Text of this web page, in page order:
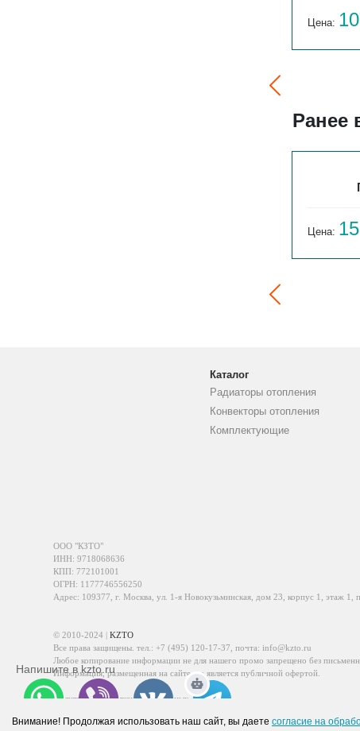
Цена:
Ранее
Цена:
Каталог
Радиаторы отопления
Конвекторы отопления
Комплектующие
ООО "КЗТО"
ИНН: 9718068636
КПП: 772101001
ОГРН: 1177746556250
Адрес: 109377, г. Москва, ул. 1-я Новокузьминская, дом 23, корпус 1, этаж 1,
© 2010-2024 | KZTO
Все права защищены. тел.: +7 (495) 120-17-37 , почта: info@kzto.ru
Любое копирование информации не для нашего промо запрещено без
Информация, размещенная на сайте, не является публичной офертой.
Политика обработки персональных данных
Напишите в kzto.ru
Telegram
Внимание! Продолжая использовать наш сайт, вы даете согласие на